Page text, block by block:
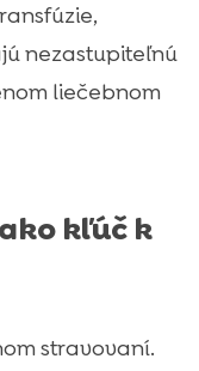
nezastupiteľnú
liečebnom
kľúč k
stravovaní.